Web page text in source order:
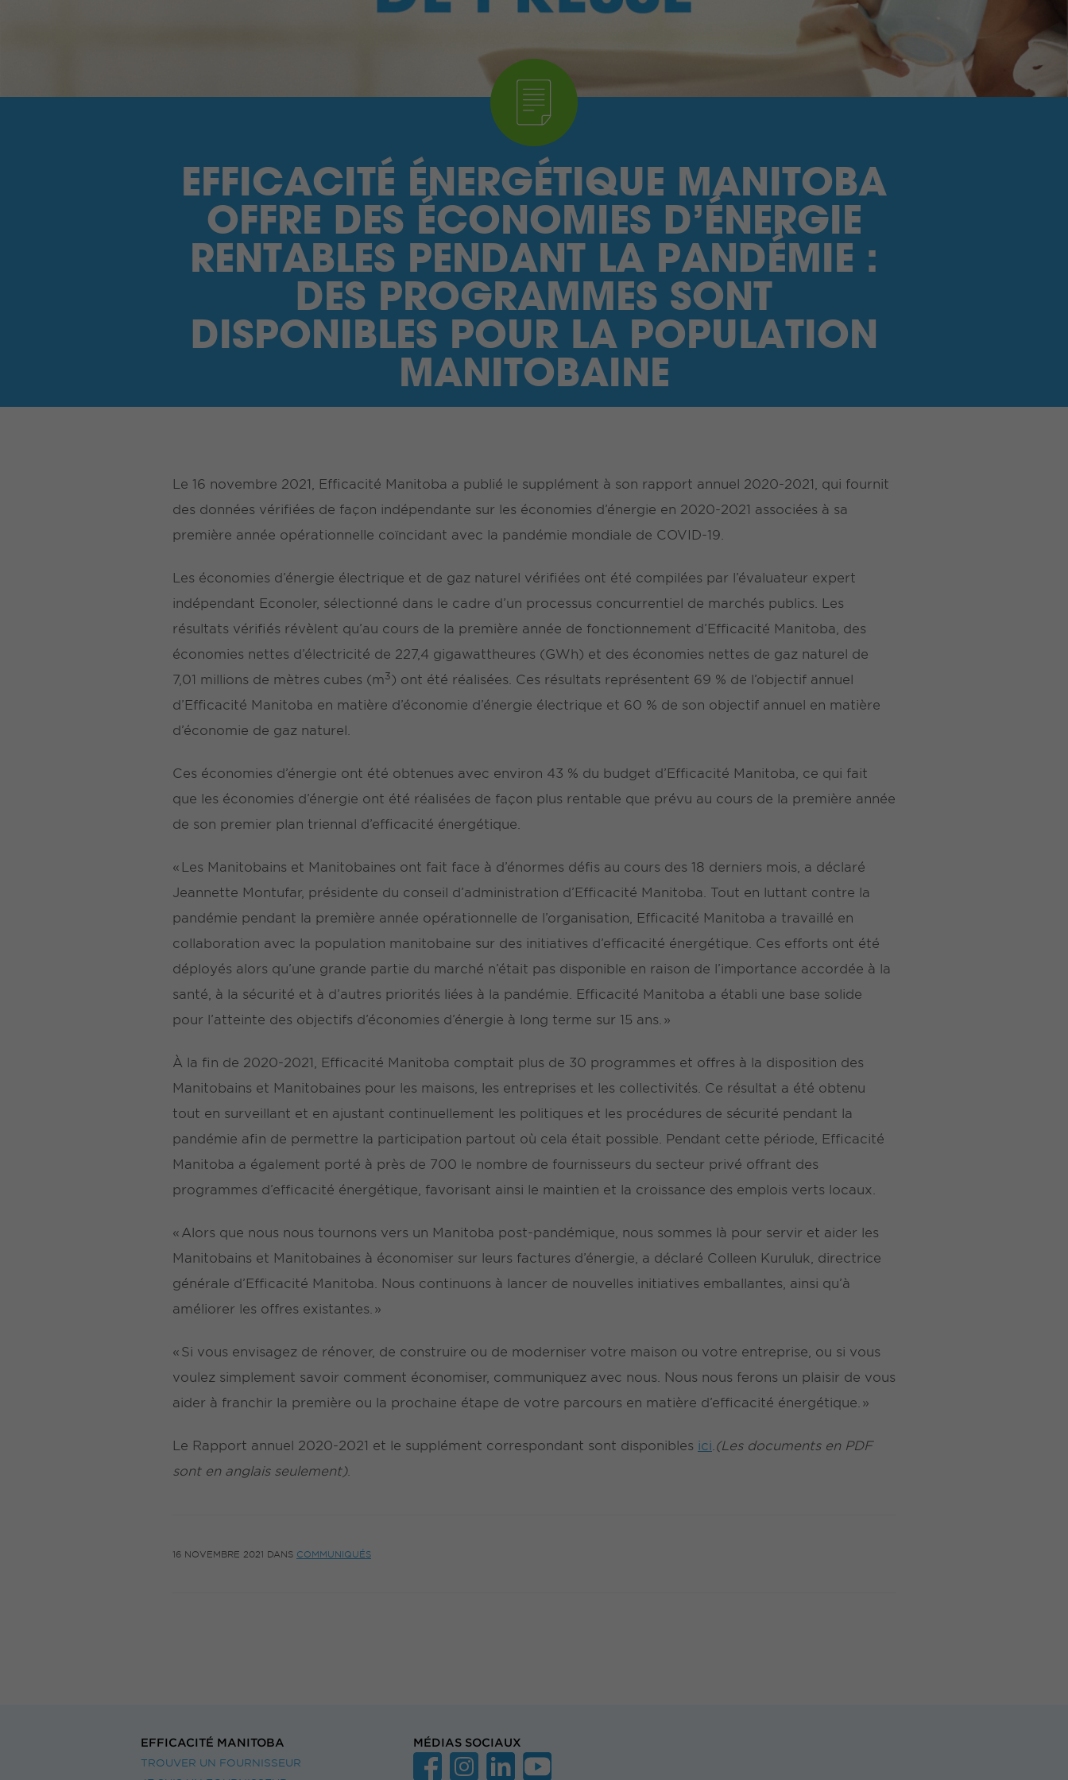
EFFICACITÉ ÉNERGÉTIQUE MANITOBA
OFFRE DES ÉCONOMIES D’ÉNERGIE
RENTABLES PENDANT LA PANDÉMIE :
DES PROGRAMMES SONT
DISPONIBLES POUR LA POPULATION
MANITOBAINE
Le 16 novembre 2021, Efficacité Manitoba a publié le supplément à son rapport annuel 2020-2021, qui fournit
des données vérifiées de façon indépendante sur les économies d’énergie en 2020-2021 associées à sa
première année opérationnelle coïncidant avec la pandémie mondiale de COVID-19.
Les économies d’énergie électrique et de gaz naturel vérifiées ont été compilées par l’évaluateur expert
indépendant Econoler, sélectionné dans le cadre d’un processus concurrentiel de marchés publics. Les
résultats vérifiés révèlent qu’au cours de la première année de fonctionnement d’Efficacité Manitoba, des
économies nettes d’électricité de 227,4 gigawattheures (GWh) et des économies nettes de gaz naturel de
7,01 millions de mètres cubes (m3) ont été réalisées. Ces résultats représentent 69 % de l’objectif annuel
d’Efficacité Manitoba en matière d’économie d’énergie électrique et 60 % de son objectif annuel en matière
d’économie de gaz naturel.
Ces économies d’énergie ont été obtenues avec environ 43 % du budget d’Efficacité Manitoba, ce qui fait
que les économies d’énergie ont été réalisées de façon plus rentable que prévu au cours de la première année
de son premier plan triennal d’efficacité énergétique.
« Les Manitobains et Manitobaines ont fait face à d’énormes défis au cours des 18 derniers mois, a déclaré
Jeannette Montufar, présidente du conseil d’administration d’Efficacité Manitoba. Tout en luttant contre la
pandémie pendant la première année opérationnelle de l’organisation, Efficacité Manitoba a travaillé en
collaboration avec la population manitobaine sur des initiatives d’efficacité énergétique. Ces efforts ont été
déployés alors qu’une grande partie du marché n’était pas disponible en raison de l’importance accordée à la
santé, à la sécurité et à d’autres priorités liées à la pandémie. Efficacité Manitoba a établi une base solide
pour l’atteinte des objectifs d’économies d’énergie à long terme sur 15 ans. »
À la fin de 2020-2021, Efficacité Manitoba comptait plus de 30 programmes et offres à la disposition des
Manitobains et Manitobaines pour les maisons, les entreprises et les collectivités. Ce résultat a été obtenu
tout en surveillant et en ajustant continuellement les politiques et les procédures de sécurité pendant la
pandémie afin de permettre la participation partout où cela était possible. Pendant cette période, Efficacité
Manitoba a également porté à près de 700 le nombre de fournisseurs du secteur privé offrant des
programmes d’efficacité énergétique, favorisant ainsi le maintien et la croissance des emplois verts locaux.
« Alors que nous nous tournons vers un Manitoba post-pandémique, nous sommes là pour servir et aider les
Manitobains et Manitobaines à économiser sur leurs factures d’énergie, a déclaré Colleen Kuruluk, directrice
générale d’Efficacité Manitoba. Nous continuons à lancer de nouvelles initiatives emballantes, ainsi qu’à
améliorer les offres existantes. »
« Si vous envisagez de rénover, de construire ou de moderniser votre maison ou votre entreprise, ou si vous
voulez simplement savoir comment économiser, communiquez avec nous. Nous nous ferons un plaisir de vous
aider à franchir la première ou la prochaine étape de votre parcours en matière d’efficacité énergétique. »
Le Rapport annuel 2020-2021 et le supplément correspondant sont disponibles ici (Les documents en PDF
sont en anglais seulement).
16 NOVEMBRE 2021 DANS COMMUNIQUÉS
EFFICACITÉ MANITOBA
TROUVER UN FOURNISSEUR
MÉDIAS SOCIAUX